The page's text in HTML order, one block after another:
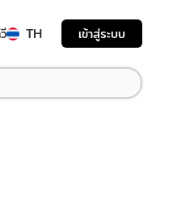
TH เข้าสู่ระบบ